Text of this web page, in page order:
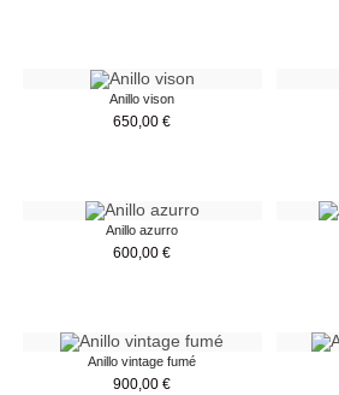
Anillo vison
650,00€
Anillo azurro
600,00€
Anillo vintage fumé
900,00€